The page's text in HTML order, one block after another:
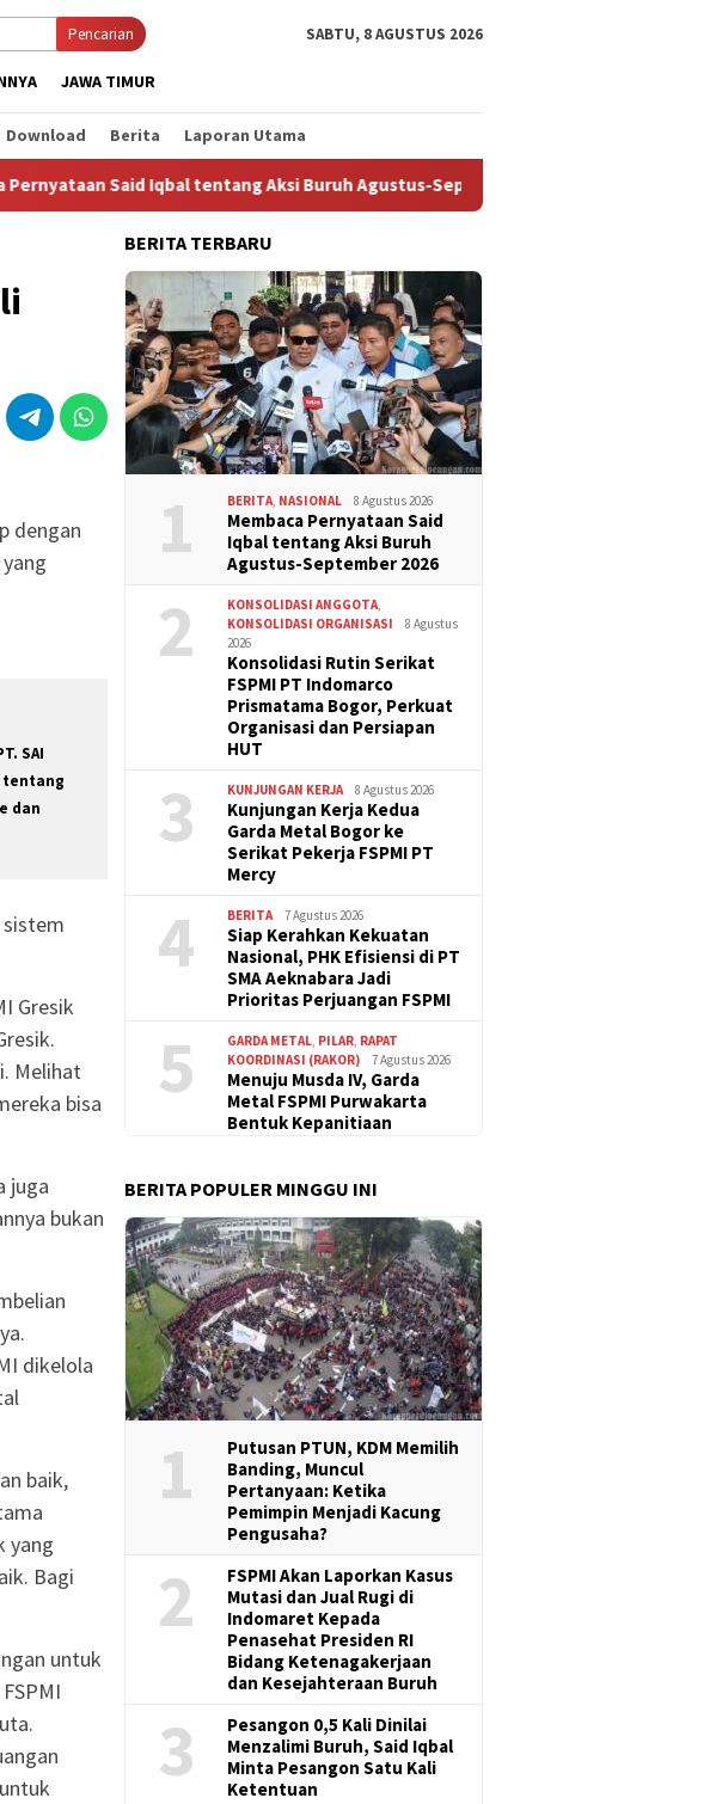
Pencarian SABTU, 8 AGUSTUS 2026
JAWA TIMUR
Download Berita Laporan Utama
Said Iqbal tentang Aksi Buruh Agustus-September 2026
dengan
SAI
tentang
dan
sistem
Gresik
Melihat
bisa
juga
bukan
dikelola
baik,
yang
Bagi
untuk
BERITA TERBARU
1 BERITA NASIONAL 8 Agustus 2026
Membaca Pernyataan Said
Iqbal tentang Aksi Buruh
Agustus-September 2026
2 KONSOLIDASI ANGGOTA
KONSOLIDASI ORGANISASI
8 Agustus
2026
Konsolidasi Rutin Serikat
FSPMI PT Indomarco
Prismatama Bogor, Perkuat
Organisasi dan Persiapan
HUT
3 KUNJUNGAN KERJA 8 Agustus 2026
Kunjungan Kerja Kedua
Garda Metal Bogor ke
Serikat Pekerja FSPMI PT
Mercy
4 BERITA 7 Agustus 2026
Siap Kerahkan Kekuatan
Nasional, PHK Efisiensi di PT
SMA Aeknabara Jadi
Prioritas Perjuangan FSPMI
5 GARDA METAL PILAR RAPAT
KOORDINASI (RAKOR)
7 Agustus 2026
Menuju Musda IV, Garda
Metal FSPMI Purwakarta
Bentuk Kepanitiaan
BERITA POPULER MINGGU INI
1
Putusan PTUN, KDM Memilih
Banding, Muncul
Pertanyaan: Ketika
Pemimpin Menjadi Kacung
Pengusaha?
2
FSPMI Akan Laporkan Kasus
Mutasi dan Jual Rugi di
Indomaret Kepada
Penasehat Presiden RI
Bidang Ketenagakerjaan
dan Kesejahteraan Buruh
3
Pesangon 0,5 Kali Dinilai
Menzalimi Buruh, Said Iqbal
Minta Pesangon Satu Kali
Ketentuan